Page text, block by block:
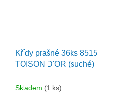
Křídy prašné 36ks 8515
TOISON D'OR (suché)
Skladem (1 ks)